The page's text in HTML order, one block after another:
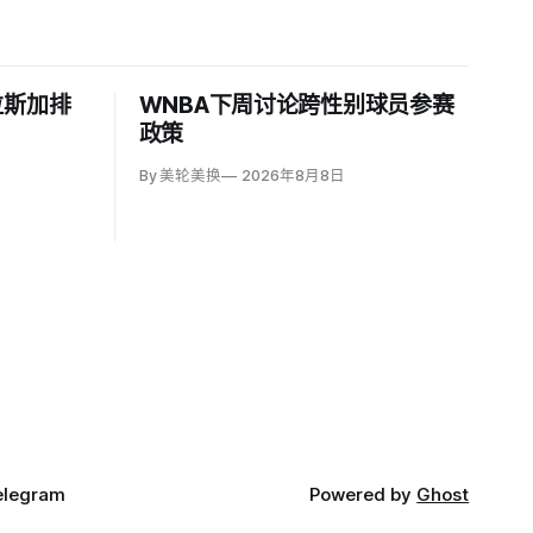
加排
WNBA下周讨论跨性别球员参赛
政策
By 美轮美换 2026年8月8日
Powered by Ghost